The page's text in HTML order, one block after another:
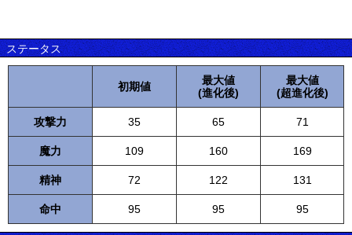
ステータス
初期値
最大値
(進化後)
最大値
(超進化後)
攻撃力 35 65 71
魔力 109 160 169
精神 72 122 131
命中 95 95 95